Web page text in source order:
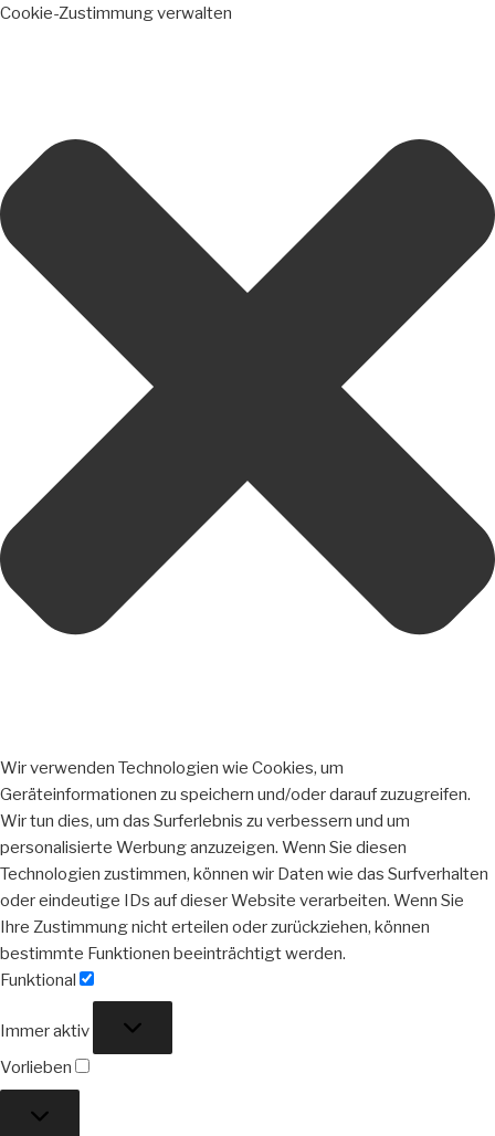
Cookie-Zustimmung verwalten
Wir verwenden Technologien wie Cookies, um
Geräteinformationen zu speichern und/oder darauf zuzugreifen.
Wir tun dies, um das Surferlebnis zu verbessern und um
personalisierte Werbung anzuzeigen. Wenn Sie diesen
Technologien zustimmen, können wir Daten wie das Surfverhalten
oder eindeutige IDs auf dieser Website verarbeiten. Wenn Sie
Ihre Zustimmung nicht erteilen oder zurückziehen, können
bestimmte Funktionen beeinträchtigt werden.
Funktional
Immer aktiv
Vorlieben